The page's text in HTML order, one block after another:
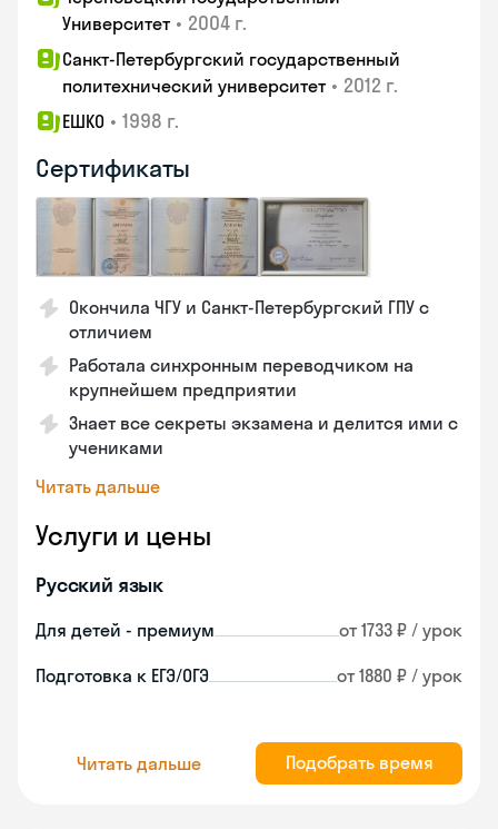
Университет • 2004 г.
Санкт-Петербургский государственный
политехнический университет • 2012 г.
ЕШКО • 1998 г.
Сертификаты
Окончила ЧГУ и Санкт-Петербургский ГПУ с
отличием
Работала синхронным переводчиком на
крупнейшем предприятии
Знает все секреты экзамена и делится ими с
учениками
Читать дальше
Услуги и цены
Русский язык
Для детей - премиум от 1733 ₽ / урок
Подготовка к ЕГЭ/ОГЭ от 1880 ₽ / урок
Читать дальше Подобрать время